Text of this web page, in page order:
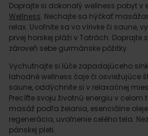
Doprajte si dokonalý wellness pobyt v
Wellness. Nechajte sa hýčkať
relax. Uvoľnite sa vo vírivke či saune,
prvej horskej pláži v Tatrách. Doprajte
zároveň sebe gurmánske pôžitky.
Vychutnajte si lúče zapadajúceho
lahodné wellness čaje či osviežujúce
saune, oddýchnite si v relaxačnej
Precíťte svoju životnú energiu v celom
masáž podľa želania, esenciálne
regenerácia, uvoľnenie celého tela.
pánskej pleti.